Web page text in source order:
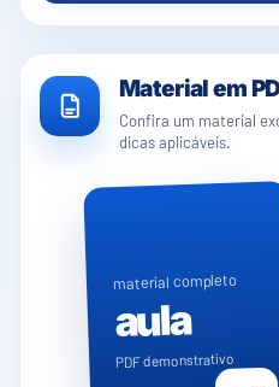
Material em
Confira um material
dicas aplicáveis.
material completo
aula
PDF demonstrativo